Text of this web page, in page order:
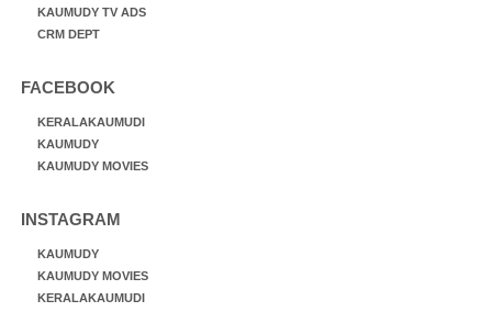
KAUMUDY TV ADS
CRM DEPT
FACEBOOK
KERALAKAUMUDI
KAUMUDY
KAUMUDY MOVIES
INSTAGRAM
KAUMUDY
KAUMUDY MOVIES
KERALAKAUMUDI